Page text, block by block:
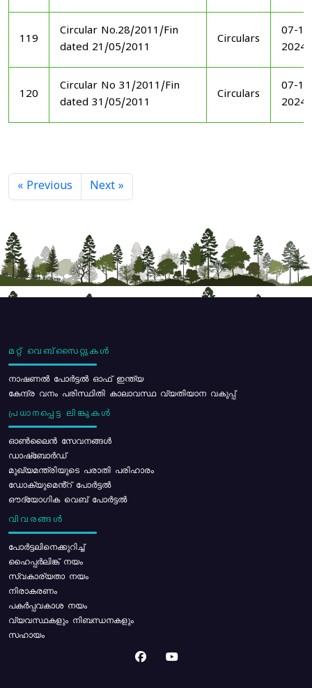
119
Circular No.28/2011/Fin
dated 21/05/2011
Circulars
07-
2024
120
Circular No 31/2011/Fin
dated 31/05/2011
Circulars
07-
2024
« Previous Next »
മറ്റ് വെബ്സൈറ്റുകൾ
നാഷണൽ പോർട്ടൽ ഓഫ് ഇന്ത്യ
കേന്ദ്ര വനം പരിസ്ഥിതി കാലാവസ്ഥ വ്യതിയാന വകുപ്പ്
പ്രധാനപ്പെട്ട ലിങ്കുകൾ
ഓൺലൈൻ സേവനങ്ങൾ
ഡാഷ്ബോർഡ്
മുഖ്യമന്ത്രിയുടെ പരാതി പരിഹാരം
ഡോക്യുമെൻ്റ് പോർട്ടൽ
ഔദ്യോഗിക വെബ് പോർട്ടൽ
വിവരങ്ങൾ
പോര്‍ട്ടലിനെക്കുറിച്ച്
ഹൈപ്പർലിങ്ക് നയം
സ്വകാര്യതാ നയം
നിരാകരണം
പകർപ്പവകാശ നയം
വ്യവസ്ഥകളും നിബന്ധനകളും
സഹായം